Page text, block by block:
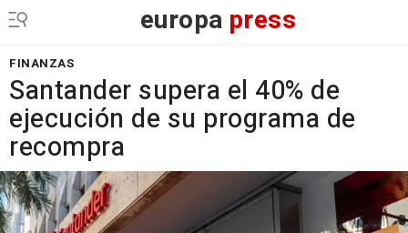
europa press
FINANZAS
Santander supera el 40% de
ejecución de su programa de
recompra